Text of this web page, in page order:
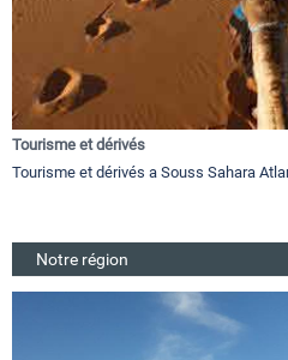
Tourisme et dérivés
Tourisme et dérivés a Souss Sahara
Notre région